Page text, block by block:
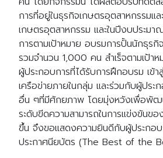
การที่อยู่ในธุรกิจเกษตรอุตสาหกรรมแล
เกษตรอุตสาหกรรม และในปีงบประม
การตามเป้าหมาย อบรมการปั้นนักธุร
รวมจำนวน 1,000 คน สำเร็จตามเป้า
ผู้ประกอบการที่ได้รับการฝึกอบรม เข้า
เครือข่ายภายในกลุ่ม และร่วมกับผู้ประ
อื่น ๆที่มีศักยภาพ โดยมุ่งหวังเพื่อพัฒ
ระดับขีดความสามารถในการแข่งขันข
ขึ้น จึงขอแสดงความยินดีกับผู้ประกอ
ประกาศนียบัตร (The Best of the